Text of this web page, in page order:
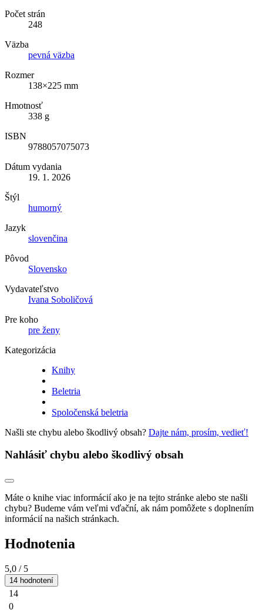
Počet strán
248
Väzba
pevná väzba
Rozmer
138×225 mm
Hmotnosť
338 g
ISBN
9788057075073
Dátum vydania
19. 1. 2026
Štýl
humorný
Jazyk
slovenčina
Pôvod
Slovensko
Vydavateľstvo
Ivana Soboličová
Pre koho
pre ženy
Kategorizácia
Knihy
Beletria
Spoločenská beletria
Našli ste chybu alebo škodlivý obsah? Dajte nám, prosím, vedieť!
Nahlásiť chybu alebo škodlivý obsah
Máte o knihe viac informácií ako je na tejto stránke alebo ste našli
chybu? Budeme vám veľmi vďační, ak nám pomôžete s doplnením
informácií na našich stránkach.
Hodnotenia
5,0 / 5
14 hodnotení
14
0